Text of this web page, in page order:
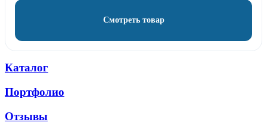
Смотреть товар
Каталог
Портфолио
Отзывы